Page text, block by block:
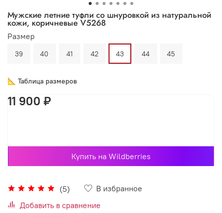
Мужские летние туфли со шнуровкой из натуральной
кожи, коричневые V5268
(5)
В избранное
Добавить в сравнение
Размер
39 40 41 42 43 44 45
📐 Таблица размеров
11 900 ₽
Купить на Wildberries